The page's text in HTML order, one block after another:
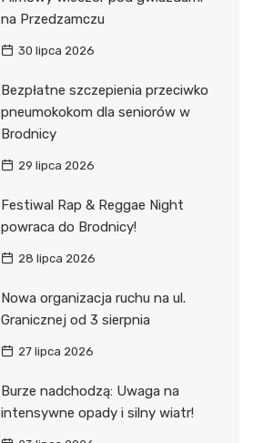
na Przedzamczu
30 lipca 2026
Bezpłatne szczepienia przeciwko
pneumokokom dla seniorów w
Brodnicy
29 lipca 2026
Festiwal Rap & Reggae Night
powraca do Brodnicy!
28 lipca 2026
Nowa organizacja ruchu na ul.
Granicznej od 3 sierpnia
27 lipca 2026
Burze nadchodzą: Uwaga na
intensywne opady i silny wiatr!